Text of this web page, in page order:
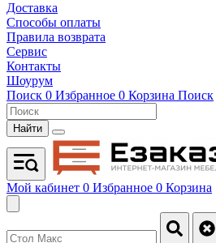
Доставка
Способы оплаты
Правила возврата
Сервис
Контакты
Шоурум
Поиск 0 Избранное 0 Корзина Поиск
Найти
Мой кабинет 0 Избранное 0 Корзина